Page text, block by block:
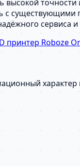
высокой точности
с
сервиса
принтер Roboze
характер